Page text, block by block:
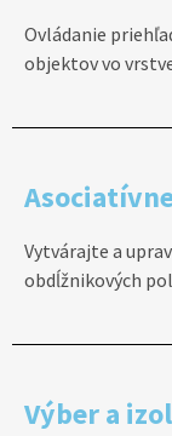
Ovládanie
objektov vo
Vytvárajte a
obdĺžnikových
Výber a